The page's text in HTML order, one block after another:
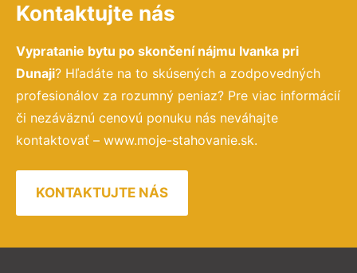
Kontaktujte nás
Vypratanie bytu po skončení nájmu Ivanka pri
Dunaji? Hľadáte na to skúsených a zodpovedných
profesionálov za rozumný peniaz? Pre viac informácií
či nezáväznú cenovú ponuku nás neváhajte
kontaktovať – www.moje-stahovanie.sk.
KONTAKTUJTE NÁS